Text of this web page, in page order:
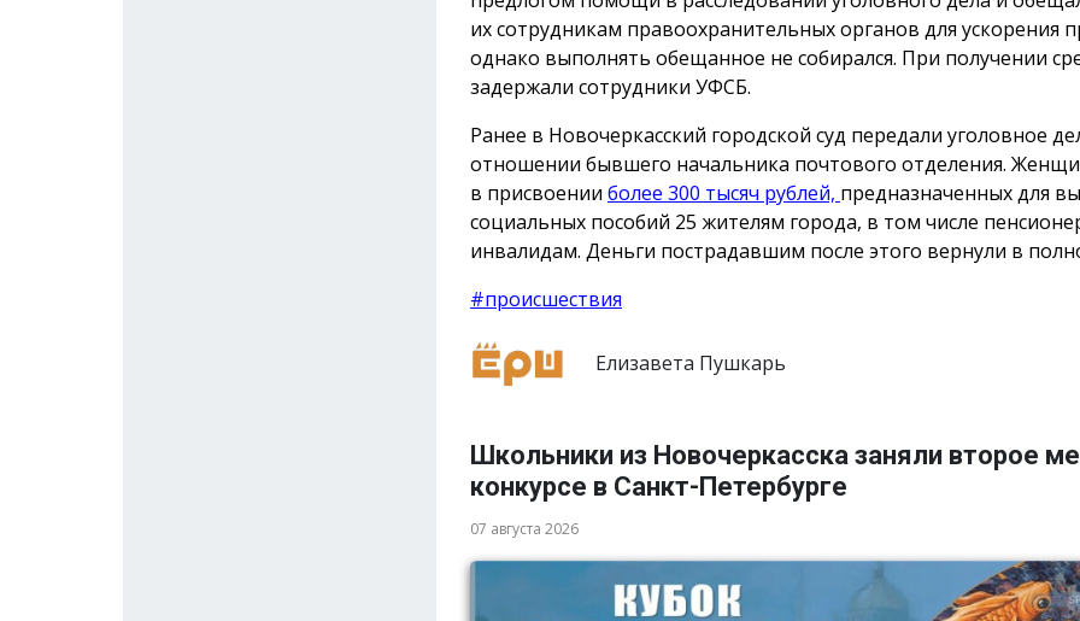
их сотрудникам правоохранительных органов для ускорения
однако выполнять обещанное не собирался. При получении
задержали сотрудники УФСБ.
Ранее в Новочеркасский городской суд передали уголовное
отношении бывшего начальника почтового отделения.
в присвоении более 300 тысяч рублей, предназначенных для
социальных пособий 25 жителям города, в том числе
инвалидам. Деньги пострадавшим после этого вернули в
#происшествия
Елизавета Пушкарь
Школьники из Новочеркасска заняли второе
конкурсе в Санкт-Петербурге
07 августа 2026